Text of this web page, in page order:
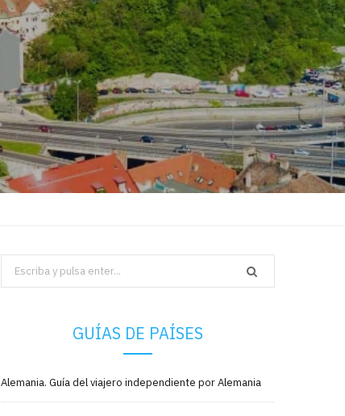
Search
for:
GUÍAS DE PAÍSES
Alemania. Guía del viajero independiente por Alemania